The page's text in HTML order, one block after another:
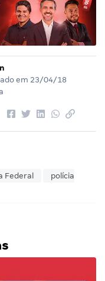
em 23/04/18
Federal
polícia